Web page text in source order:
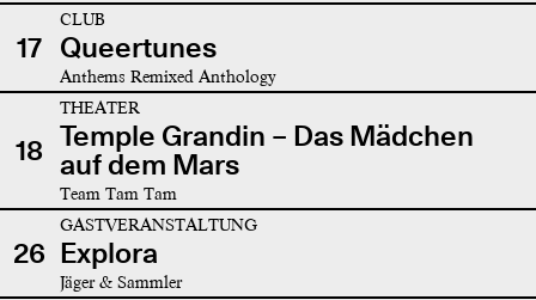
17
CLUB
Queertunes
Anthems Remixed Anthology
18
THEATER
Temple Grandin – Das Mädchen
auf dem Mars
Team Tam Tam
26
GASTVERANSTALTUNG
Explora
Jäger & Sammler